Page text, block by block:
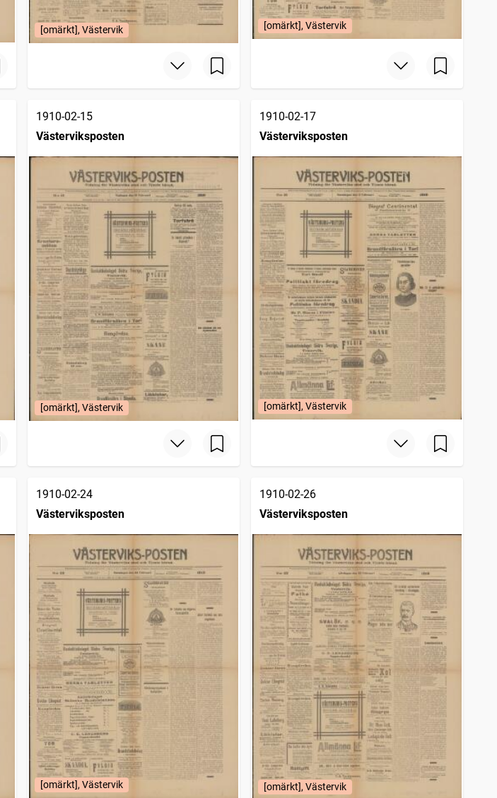
[omärkt], Västervik [omärkt], Västervik
1910-02-15
Västerviksposten
[omärkt], Västervik
1910-02-17
Västerviksposten
[omärkt], Västervik
1910-02-24
Västerviksposten
[omärkt], Västervik
1910-02-26
Västerviksposten
[omärkt], Västervik